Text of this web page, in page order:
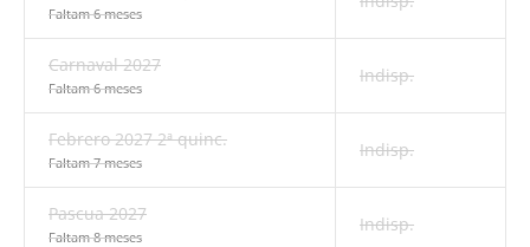
Faltam 6 meses
Carnaval 2027
Faltam 6 meses
Indisp.
Febrero 2027 2ª quinc.
Faltam 7 meses
Indisp.
Pascua 2027
Faltam 8 meses
Indisp.